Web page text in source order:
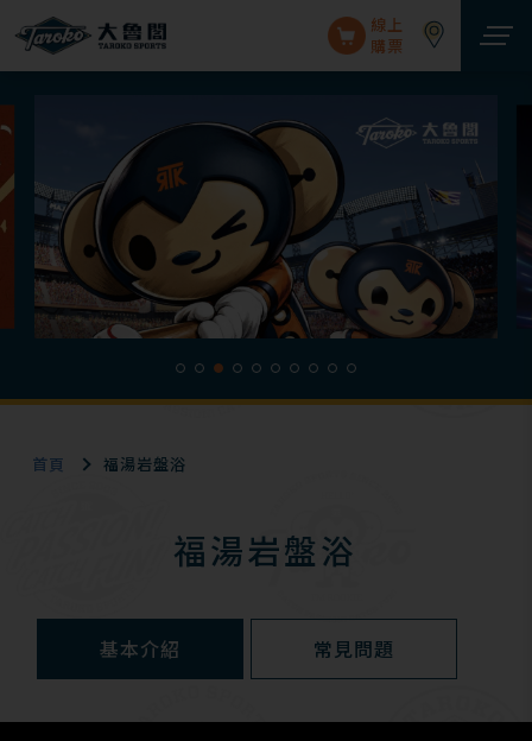
線上
購票
首頁 福湯岩盤浴
福湯岩盤浴
基本介紹 常見問題